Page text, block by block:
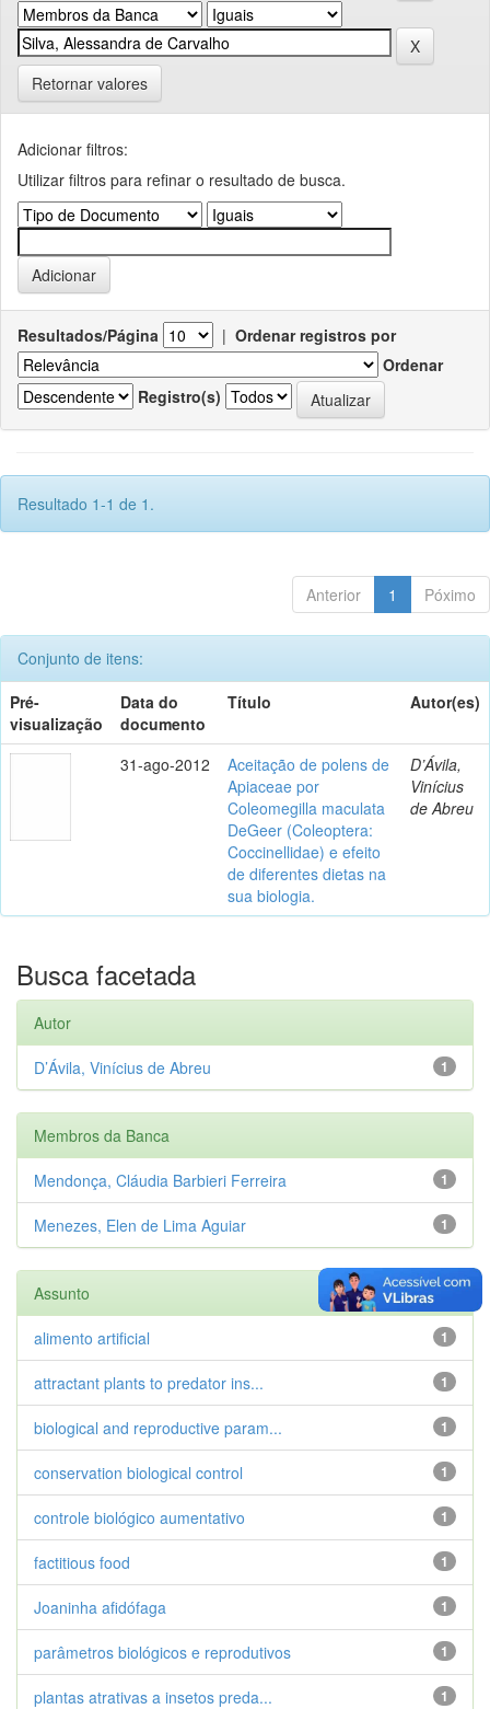
Retornar valores
Adicionar filtros:
Utilizar filtros para refinar o resultado de busca.
Resultados/Página | Ordenar registros por
Ordenar
Registro(s)
Resultado 1-1 de 1.
Anterior 1 Póximo
Conjunto de itens:
Pré-
visualização
Data do
documento
Título Autor(es)
31-ago-2012
Aceitação de polens de
Apiaceae por
Coleomegilla maculata
DeGeer (Coleoptera:
Coccinellidae) e efeito
de diferentes dietas na
sua biologia.
D’Ávila,
Vinícius
de Abreu
Busca facetada
Autor
1
D’Ávila, Vinícius de Abreu
Membros da Banca
1
Mendonça, Cláudia Barbieri Ferreira
1
Menezes, Elen de Lima Aguiar
Assunto
1
alimento artificial
1
attractant plants to predator ins...
1
biological and reproductive param...
1
conservation biological control
1
controle biológico aumentativo
1
factitious food
1
Joaninha afidófaga
1
parâmetros biológicos e reprodutivos
1
plantas atrativas a insetos preda...